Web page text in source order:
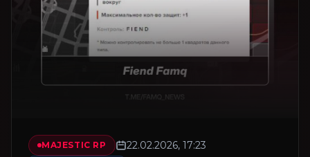
MAJESTIC RP 22.02.2026, 17:23